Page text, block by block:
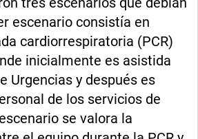
escenario consistía en
cardiorrespiratoria (PCR)
inicialmente es asistida
Urgencias y después es
de los servicios de
se valora la